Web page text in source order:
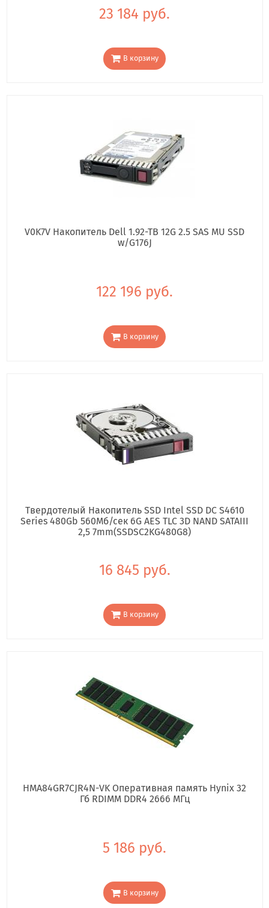
23 184 руб.
В корзину
V0K7V Накопитель Dell 1.92-TB 12G 2.5 SAS MU SSD
w/G176J
122 196 руб.
В корзину
Твердотелый Накопитель SSD Intel SSD DC S4610
Series 480Gb 560Мб/сек 6G AES TLC 3D NAND SATAIII
2,5 7mm(SSDSC2KG480G8)
16 845 руб.
В корзину
HMA84GR7CJR4N-VK Оперативная память Hynix 32
Гб RDIMM DDR4 2666 МГц
5 186 руб.
В корзину